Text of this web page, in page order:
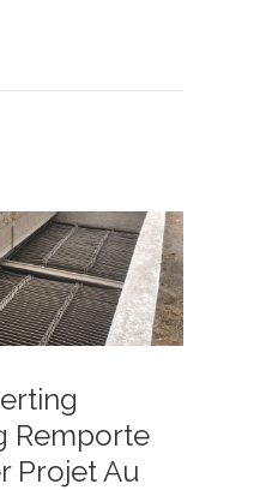
Remporte
Projet Au